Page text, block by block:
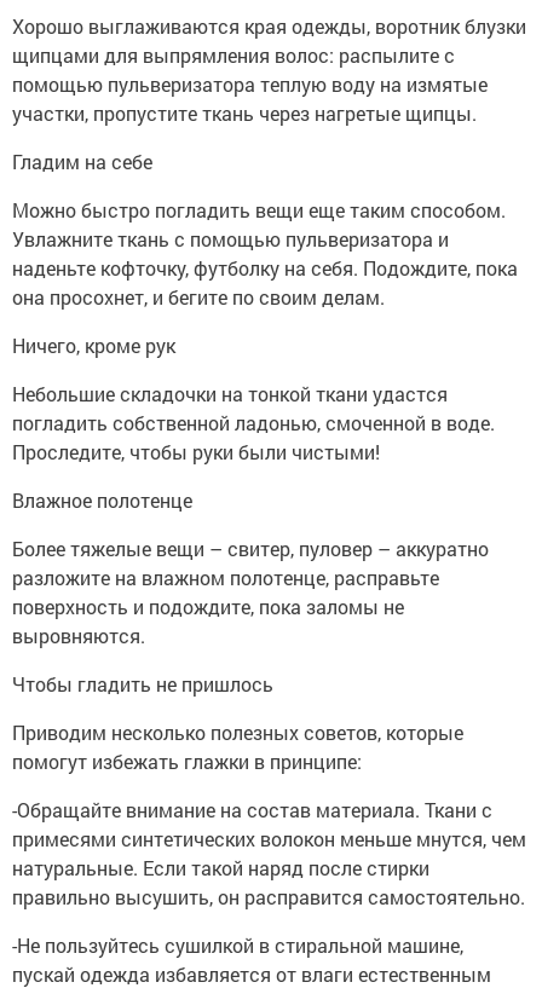
Хорошо выглаживаются края одежды, воротник блузки
щипцами для выпрямления волос: распылите с
помощью пульверизатора теплую воду на измятые
участки, пропустите ткань через нагретые щипцы.
Гладим на себе
Можно быстро погладить вещи еще таким способом.
Увлажните ткань с помощью пульверизатора и
наденьте кофточку, футболку на себя. Подождите, пока
она просохнет, и бегите по своим делам.
Ничего, кроме рук
Небольшие складочки на тонкой ткани удастся
погладить собственной ладонью, смоченной в воде.
Проследите, чтобы руки были чистыми!
Влажное полотенце
Более тяжелые вещи – свитер, пуловер – аккуратно
разложите на влажном полотенце, расправьте
поверхность и подождите, пока заломы не
выровняются.
Чтобы гладить не пришлось
Приводим несколько полезных советов, которые
помогут избежать глажки в принципе:
-Обращайте внимание на состав материала. Ткани с
примесями синтетических волокон меньше мнутся, чем
натуральные. Если такой наряд после стирки
правильно высушить, он расправится самостоятельно.
-Не пользуйтесь сушилкой в стиральной машине,
пускай одежда избавляется от влаги естественным